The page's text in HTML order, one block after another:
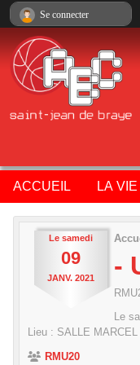
ACCUEIL LA
Le samedi
09
JANV. 2021 -
Le
Lieu : SALLE
RMU20
Se connecter
Panneau de gestion